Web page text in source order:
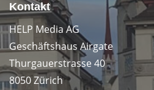
Kontakt
HELP Media AG
Geschäftshaus Airgate
Thurgauerstrasse 40
8050 Zürich